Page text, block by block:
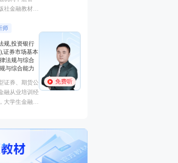
师，李泽瑞老师从事金融类考证
成“段子”，是一个让学员欲罢不
能的很有个人风格的老师，江湖
学员称被讲课耽误的“德云社”编
外弟子。
主讲：金融市场基础知识,期货
基础知识,基金法律法规,中级金
融
从事金融类考试培训多年，知名
金融培训师、金融机构中层管
理、清华大学出版社金融教材副
的“一哥”。